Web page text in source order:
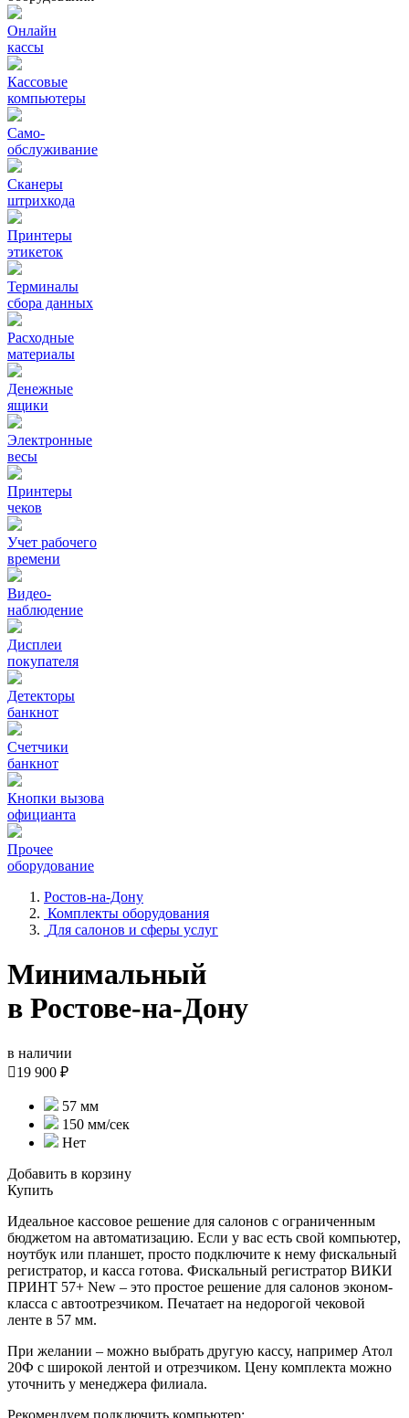
Онлайн
кассы
Кассовые
компьютеры
Само-
обслуживание
Сканеры
штрихкода
Принтеры
этикеток
Терминалы
сбора данных
Расходные
материалы
Денежные
ящики
Электронные
весы
Принтеры
чеков
Учет рабочего
времени
Видео‑
наблюдение
Дисплеи
покупателя
Детекторы
банкнот
Счетчики
банкнот
Кнопки вызова
официанта
Прочее
оборудование
Ростов-на-Дону
Комплекты оборудования
Для салонов и сферы услуг
Минимальный
в Ростове-на-Дону
в наличии
19 900 ₽
57 мм
150 мм/сек
Нет
Добавить в корзину
Купить
Идеальное кассовое решение для салонов с ограниченным
бюджетом на автоматизацию. Если у вас есть свой компьютер,
ноутбук или планшет, просто подключите к нему фискальный
регистратор, и касса готова. Фискальный регистратор ВИКИ
ПРИНТ 57+ New – это простое решение для салонов эконом-
класса с автоотрезчиком. Печатает на недорогой чековой
ленте в 57 мм.
При желании – можно выбрать другую кассу, например Атол
20Ф с широкой лентой и отрезчиком. Цену комплекта можно
уточнить у менеджера филиала.
Рекомендуем подключить компьютер: